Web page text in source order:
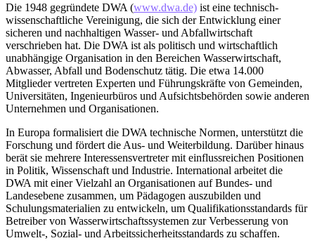
Die 1948 gegründete DWA (www.dwa.de) ist eine technisch-
wissenschaftliche Vereinigung, die sich der Entwicklung einer
sicheren und nachhaltigen Wasser- und Abfallwirtschaft
verschrieben hat. Die DWA ist als politisch und wirtschaftlich
unabhängige Organisation in den Bereichen Wasserwirtschaft,
Abwasser, Abfall und Bodenschutz tätig. Die etwa 14.000
Mitglieder vertreten Experten und Führungskräfte von Gemeinden,
Universitäten, Ingenieurbüros und Aufsichtsbehörden sowie anderen
Unternehmen und Organisationen.
In Europa formalisiert die DWA technische Normen, unterstützt die
Forschung und fördert die Aus- und Weiterbildung. Darüber hinaus
berät sie mehrere Interessensvertreter mit einflussreichen Positionen
in Politik, Wissenschaft und Industrie. International arbeitet die
DWA mit einer Vielzahl an Organisationen auf Bundes- und
Landesebene zusammen, um Pädagogen auszubilden und
Schulungsmaterialien zu entwickeln, um Qualifikationsstandards für
Betreiber von Wasserwirtschaftssystemen zur Verbesserung von
Umwelt-, Sozial- und Arbeitssicherheitsstandards zu schaffen.